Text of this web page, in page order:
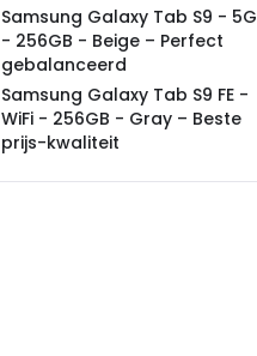
Samsung Galaxy Tab S9 - 5G
- 256GB - Beige – Perfect
gebalanceerd
Samsung Galaxy Tab S9 FE -
WiFi - 256GB - Gray – Beste
prijs-kwaliteit